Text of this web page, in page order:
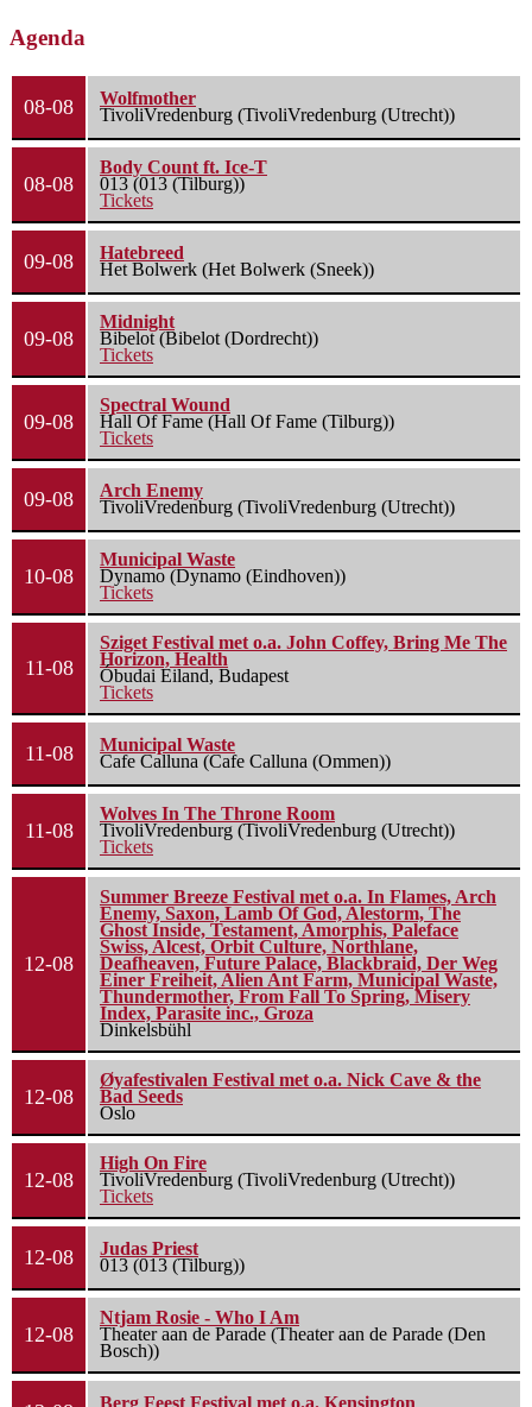
Agenda
08-08
Wolfmother
TivoliVredenburg (TivoliVredenburg (Utrecht))
08-08
Body Count ft. Ice-T
013 (013 (Tilburg))
Tickets
09-08
Hatebreed
Het Bolwerk (Het Bolwerk (Sneek))
09-08
Midnight
Bibelot (Bibelot (Dordrecht))
Tickets
09-08
Spectral Wound
Hall Of Fame (Hall Of Fame (Tilburg))
Tickets
09-08
Arch Enemy
TivoliVredenburg (TivoliVredenburg (Utrecht))
10-08
Municipal Waste
Dynamo (Dynamo (Eindhoven))
Tickets
11-08
Sziget Festival met o.a. John Coffey, Bring Me The
Horizon, Health
Óbudai Eiland, Budapest
Tickets
11-08
Municipal Waste
Cafe Calluna (Cafe Calluna (Ommen))
11-08
Wolves In The Throne Room
TivoliVredenburg (TivoliVredenburg (Utrecht))
Tickets
12-08
Summer Breeze Festival met o.a. In Flames, Arch
Enemy, Saxon, Lamb Of God, Alestorm, The
Ghost Inside, Testament, Amorphis, Paleface
Swiss, Alcest, Orbit Culture, Northlane,
Deafheaven, Future Palace, Blackbraid, Der Weg
Einer Freiheit, Alien Ant Farm, Municipal Waste,
Thundermother, From Fall To Spring, Misery
Index, Parasite inc., Groza
Dinkelsbühl
12-08
Øyafestivalen Festival met o.a. Nick Cave & the
Bad Seeds
Oslo
12-08
High On Fire
TivoliVredenburg (TivoliVredenburg (Utrecht))
Tickets
12-08
Judas Priest
013 (013 (Tilburg))
12-08
Ntjam Rosie - Who I Am
Theater aan de Parade (Theater aan de Parade (Den
Bosch))
Berg Feest Festival met o.a. Kensington